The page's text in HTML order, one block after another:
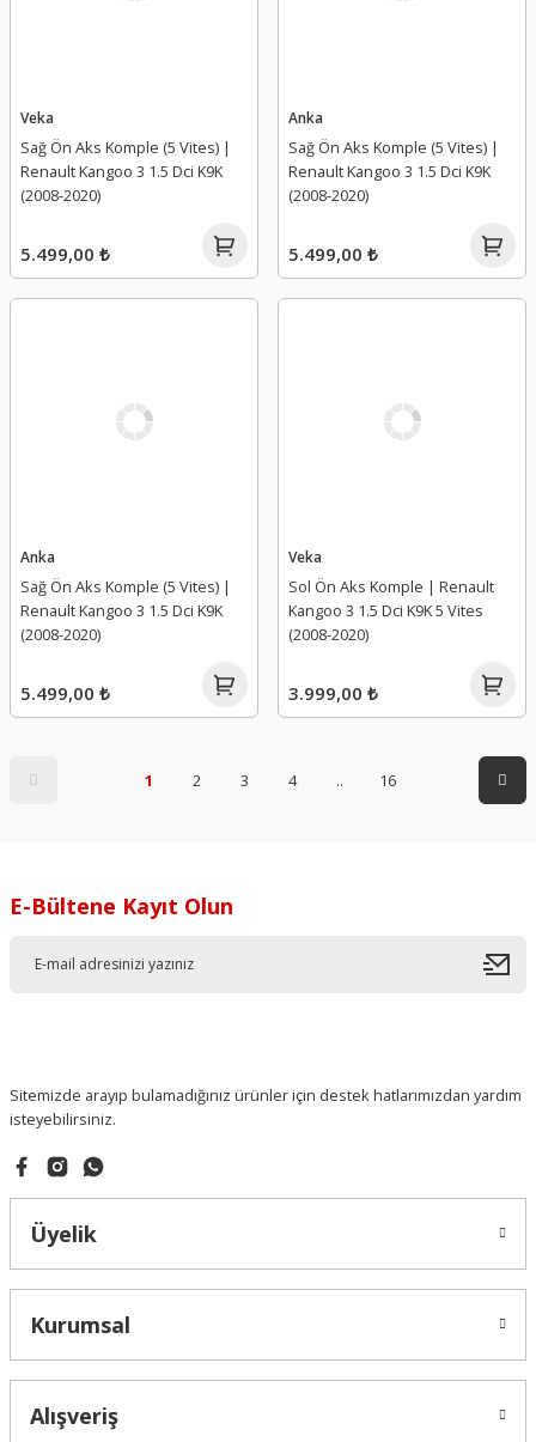
Veka
Sağ Ön Aks Komple (5 Vites) |
Renault Kangoo 3 1.5 Dci K9K
(2008-2020)
5.499,00 ₺
Anka
Sağ Ön Aks Komple (5 Vites) |
Renault Kangoo 3 1.5 Dci K9K
(2008-2020)
5.499,00 ₺
Anka
Sağ Ön Aks Komple (5 Vites) |
Renault Kangoo 3 1.5 Dci K9K
(2008-2020)
5.499,00 ₺
Veka
Sol Ön Aks Komple | Renault
Kangoo 3 1.5 Dci K9K 5 Vites
(2008-2020)
3.999,00 ₺
1 2 3 4 .. 16
E-Bültene Kayıt Olun
Sitemizde arayıp bulamadığınız ürünler için destek hatlarımızdan yardım
isteyebilirsiniz.
Üyelik
Kurumsal
Alışveriş